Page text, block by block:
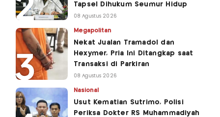
Tapsel Dihukum Seumur Hidup
08 Agustus 2026
Megapolitan
Nekat Jualan Tramadol dan
Hexymer, Pria Ini Ditangkap saat
Transaksi di Parkiran
08 Agustus 2026
Nasional
Usut Kematian Sutrimo, Polisi
Periksa Dokter RS Muhammadiyah